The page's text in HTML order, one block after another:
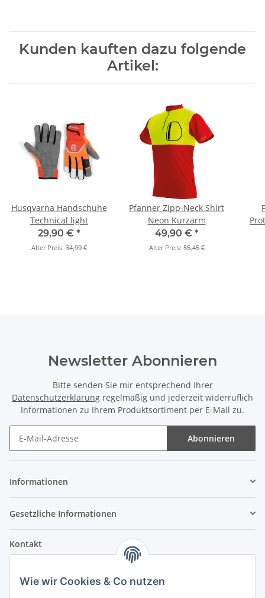
Kunden kauften dazu folgende
Artikel:
Husqvarna Handschuhe
Technical light
29,90 € *
Alter Preis:34,99 €
Pfanner Zipp-Neck Shirt
Neon Kurzarm
49,90 € *
Alter Preis:55,45 €
Newsletter Abonnieren
Bitte senden Sie mir entsprechend Ihrer
Datenschutzerklärung regelmäßig und jederzeit widerruflich
Informationen zu Ihrem Produktsortiment per E-Mail zu.
Abonnieren
Informationen
Gesetzliche Informationen
Kontakt
Im Weiherfeld 10
Wie wir Cookies & Co nutzen